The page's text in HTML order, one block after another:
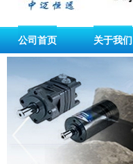
公司首页 关于我们